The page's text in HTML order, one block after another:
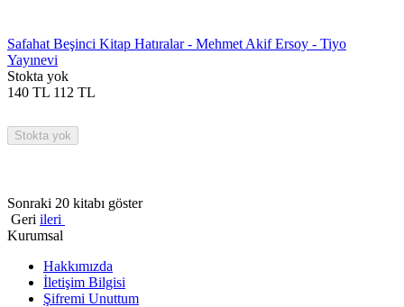
Safahat Beşinci Kitap Hatıralar - Mehmet Akif Ersoy - Tiyo
Yayınevi
Stokta yok
140 TL 112 TL
Stokta yok
Sonraki 20 kitabı göster
Geri ileri
Kurumsal
Hakkımızda
İletişim Bilgisi
Şifremi Unuttum